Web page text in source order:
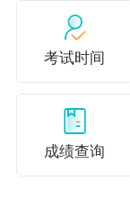
考试时间
成绩查询